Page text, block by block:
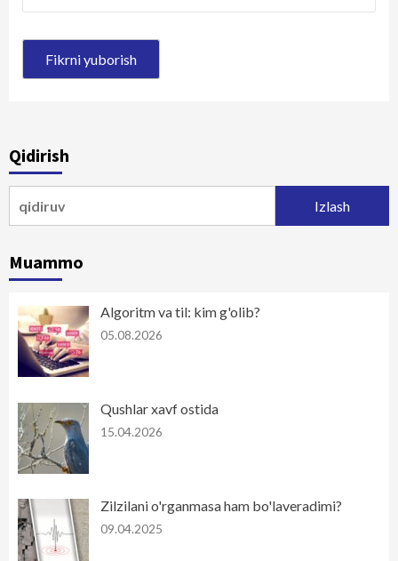
Qidirish
Muammo
Algoritm va til: kim g'olib?
05.08.2026
Qushlar xavf ostida
15.04.2026
Zilzilani o'rganmasa ham bo'laveradimi?
09.04.2025